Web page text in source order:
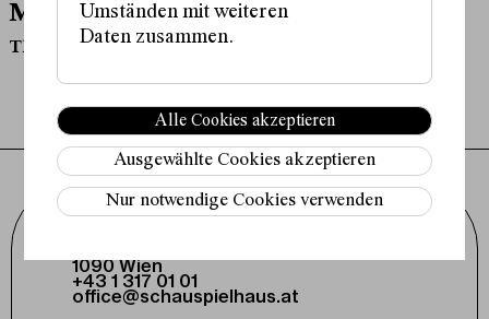
Milch und Honig
Theaterfrühstück
1090 Wien
+43 1 317 01 01
office@schauspielhaus.at
Umständen mit weiteren
Daten zusammen.
Alle Cookies akzeptieren
Ausgewählte Cookies akzeptieren
Nur notwendige Cookies verwenden